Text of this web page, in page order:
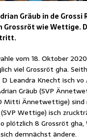
Gräub in de Grossi
wie Wettige.
vom 18. Oktober
viel Grossröt gha.
D Leandra Knecht isch
Gräub (SVP
Mitti Ännetwettige) sind
Wettige) isch
plötzlich 8 Grossröt
demnächst ändere.